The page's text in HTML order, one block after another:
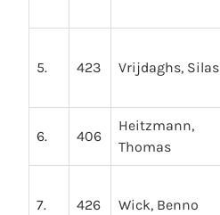
5. 423 Vrijdaghs, Silas
6. 406
Heitzmann,
Thomas
7. 426 Wick, Benno